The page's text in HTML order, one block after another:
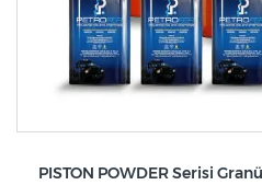
PISTON POWDER Serisi